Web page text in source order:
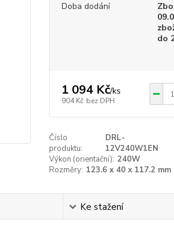
Doba dodání
do
1 094 Kč/ks
904 Kč bez DPH
Číslo
produktu:
DRL-
12V240W1EN
Výkon (orientační): 240W
Rozměry: 123.6 x 40 x 117.2 mm
Ke stažení